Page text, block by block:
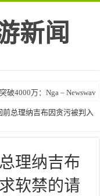
新闻
破4000万：Nga – Newswav
前总理纳吉布因贪污被判入
理纳吉布
软禁的请